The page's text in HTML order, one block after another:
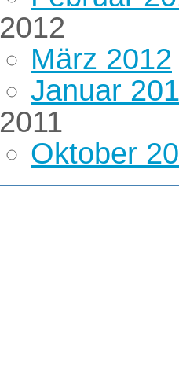
2012
März 2012
Januar
2011
Oktober